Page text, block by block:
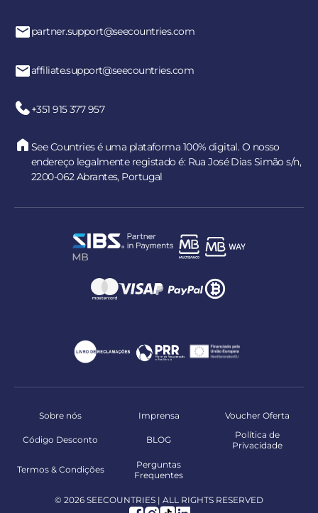
partner.support@seecountries.com
affiliate.support@seecountries.com
+351 915 377 957
See Countries é uma plataforma 100% digital. O nosso
endereço legalmente registado é: Rua José Dias Simão s/n,
2200-062 Abrantes, Portugal
Sobre nós Imprensa Voucher Oferta
Código Desconto BLOG
Política de
Privacidade
Termos & Condições
Perguntas
Frequentes
© 2026 SEECOUNTRIES | ALL RIGHTS RESERVED